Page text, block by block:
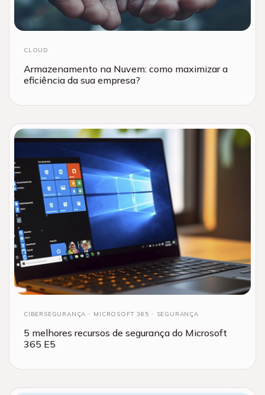
CLOUD
Armazenamento na Nuvem: como maximizar a
eficiência da sua empresa?
CIBERSEGURANÇA MICROSOFT 365 SEGURANÇA
5 melhores recursos de segurança do Microsoft
365 E5